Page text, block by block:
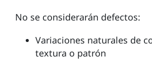
No se considerarán defectos:
Variaciones naturales de
textura o patrón